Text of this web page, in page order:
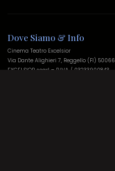
Dove Siamo & Info
Cinema Teatro Excelsior
Via Dante Alighieri 7, Reggello (FI) 50066
EXCELSIOR scarl – P.IVA / 03233900843